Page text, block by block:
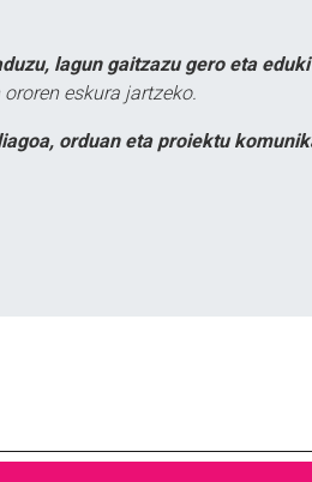
lagun gaitzazu gero eta
eskura jartzeko.
orduan eta proiektu